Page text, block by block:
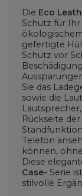
Die Eco
Schutz für
gefertigte
Schutz vor
Sie das
sowie die
Rückseite
Telefon
können,
Diese
Case- Serie
stilvolle